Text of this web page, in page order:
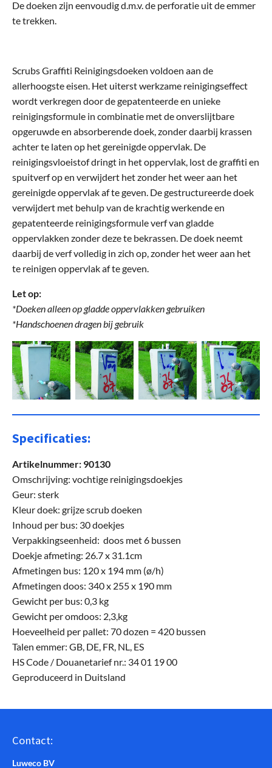
De doeken zijn eenvoudig d.m.v. de perforatie uit de emmer
te trekken.
Scrubs Graffiti Reinigingsdoeken voldoen aan de
allerhoogste eisen. Het uiterst werkzame reinigingseffect
wordt verkregen door de gepatenteerde en unieke
reinigingsformule in combinatie met de onverslijtbare
opgeruwde en absorberende doek, zonder daarbij krassen
achter te laten op het gereinigde oppervlak. De
reinigingsvloeistof dringt in het oppervlak, lost de graffiti en
spuitverf op en verwijdert het zonder het weer aan het
gereinigde oppervlak af te geven. De gestructureerde doek
verwijdert met behulp van de krachtig werkende en
gepatenteerde reinigingsformule verf van gladde
oppervlakken zonder deze te bekrassen. De doek neemt
daarbij de verf volledig in zich op, zonder het weer aan het
te reinigen oppervlak af te geven.
Let op:
*Doeken alleen op gladde oppervlakken gebruiken
*Handschoenen dragen bij gebruik
Specificaties:
Artikelnummer: 90130
Omschrijving: vochtige reinigingsdoekjes
Geur: sterk
Kleur doek: grijze scrub doeken
Inhoud per bus: 30 doekjes
Verpakkingseenheid: doos met 6 bussen
Doekje afmeting: 26.7 x 31.1cm
Afmetingen bus: 120 x 194 mm (ø/h)
Afmetingen doos: 340 x 255 x 190 mm
Gewicht per bus: 0,3 kg
Gewicht per omdoos: 2,3,kg
Hoeveelheid per pallet: 70 dozen = 420 bussen
Talen emmer: GB, DE, FR, NL, ES
HS Code / Douanetarief nr.: 34 01 19 00
Geproduceerd in Duitsland
Contact:
Luweco BV